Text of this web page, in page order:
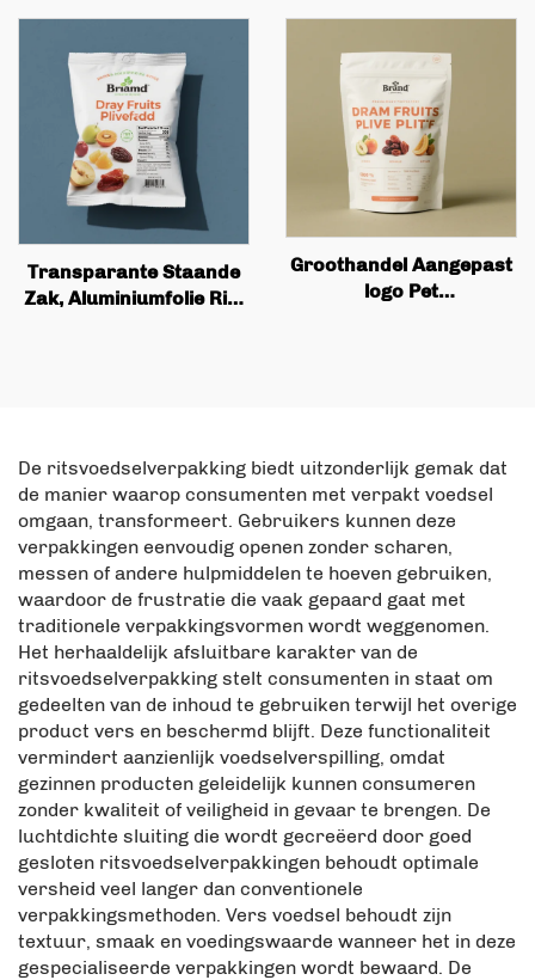
Plastics Voedseltasje
Verpakking
Proteïnepoeder Tasje
Met Rits
Koffie, Noten, Snacks,
Voedselverpakking
Transparante Staande
Zak, Aluminiumfolie Rits
Groothandel Aangepast
logo Pet
De ritsvoedselverpakking biedt uitzonderlijk gemak dat
de manier waarop consumenten met verpakt voedsel
omgaan, transformeert. Gebruikers kunnen deze
verpakkingen eenvoudig openen zonder scharen,
messen of andere hulpmiddelen te hoeven gebruiken,
waardoor de frustratie die vaak gepaard gaat met
traditionele verpakkingsvormen wordt weggenomen.
Het herhaaldelijk afsluitbare karakter van de
ritsvoedselverpakking stelt consumenten in staat om
gedeelten van de inhoud te gebruiken terwijl het overige
product vers en beschermd blijft. Deze functionaliteit
vermindert aanzienlijk voedselverspilling, omdat
gezinnen producten geleidelijk kunnen consumeren
zonder kwaliteit of veiligheid in gevaar te brengen. De
luchtdichte sluiting die wordt gecreëerd door goed
gesloten ritsvoedselverpakkingen behoudt optimale
versheid veel langer dan conventionele
verpakkingsmethoden. Vers voedsel behoudt zijn
textuur, smaak en voedingswaarde wanneer het in deze
gespecialiseerde verpakkingen wordt bewaard. De